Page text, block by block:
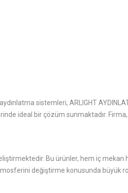
sistemleri, ARLIGHT
ideal bir çözüm sunmaktadır.
Bu ürünler, hem iç mekan
değiştirme konusunda büyük